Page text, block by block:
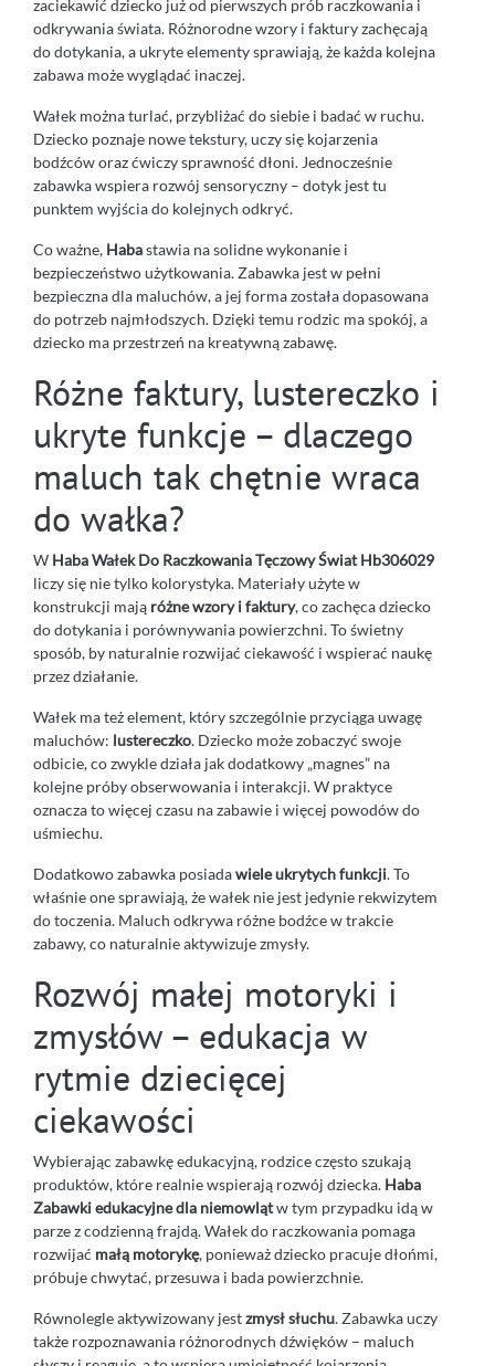
zaciekawić dziecko już od pierwszych prób raczkowania i
odkrywania świata. Różnorodne wzory i faktury zachęcają
do dotykania, a ukryte elementy sprawiają, że każda kolejna
zabawa może wyglądać inaczej.
Wałek można turlać, przybliżać do siebie i badać w ruchu.
Dziecko poznaje nowe tekstury, uczy się kojarzenia
bodźców oraz ćwiczy sprawność dłoni. Jednocześnie
zabawka wspiera rozwój sensoryczny – dotyk jest tu
punktem wyjścia do kolejnych odkryć.
Co ważne, Habastawia na solidne wykonanie i
bezpieczeństwo użytkowania. Zabawka jest w pełni
bezpieczna dla maluchów, a jej forma została dopasowana
do potrzeb najmłodszych. Dzięki temu rodzic ma spokój, a
dziecko ma przestrzeń na kreatywną zabawę.
Różne faktury, lustereczko i
ukryte funkcje – dlaczego
maluch tak chętnie wraca
do wałka?
W Haba Wałek Do Raczkowania Tęczowy Świat Hb306029
liczy się nie tylko kolorystyka. Materiały użyte w
konstrukcji mają różne wzory i faktury, co zachęca dziecko
do dotykania i porównywania powierzchni. To świetny
sposób, by naturalnie rozwijać ciekawość i wspierać naukę
przez działanie.
Wałek ma też element, który szczególnie przyciąga uwagę
maluchów: lustereczko. Dziecko może zobaczyć swoje
odbicie, co zwykle działa jak dodatkowy „magnes” na
kolejne próby obserwowania i interakcji. W praktyce
oznacza to więcej czasu na zabawie i więcej powodów do
uśmiechu.
Dodatkowo zabawka posiadawiele ukrytych funkcji. To
właśnie one sprawiają, że wałek nie jest jedynie rekwizytem
do toczenia. Maluch odkrywa różne bodźce w trakcie
zabawy, co naturalnie aktywizuje zmysły.
Rozwój małej motoryki i
zmysłów – edukacja w
rytmie dziecięcej
ciekawości
Wybierając zabawkę edukacyjną, rodzice często szukają
produktów, które realnie wspierają rozwój dziecka. Haba
Zabawki edukacyjne dla niemowlątw tym przypadku idą w
parze z codzienną frajdą. Wałek do raczkowania pomaga
rozwijać małą motorykę, ponieważ dziecko pracuje dłońmi,
próbuje chwytać, przesuwa i bada powierzchnie.
Równolegle aktywizowany jestzmysł słuchu. Zabawka uczy
także rozpoznawania różnorodnych dźwięków – maluch